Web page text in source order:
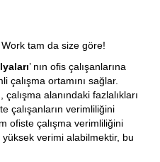
tam da size göre!
’ nın ofis çalışanlarına
çalışma ortamını sağlar.
alanındaki fazlalıkları
çalışanların verimliliğini
ofiste çalışma verimliliğini
yüksek verimi alabilmektir, bu